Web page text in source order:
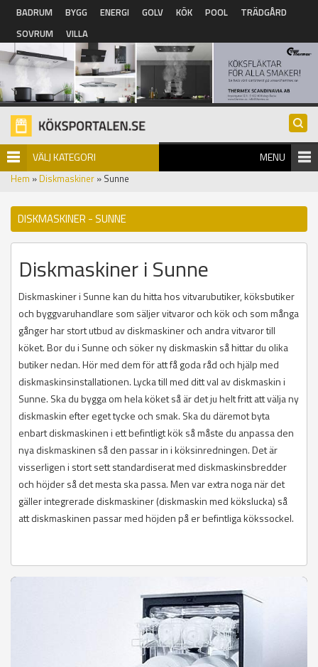
Hoppa till huvudinnehåll
BADRUM BYGG ENERGI GOLV KÖK POOL
TRÄDGÅRD
SOVRUM
VILLA
VÄLJ KATEGORI MENU
Hem » Diskmaskiner » Sunne
DISKMASKINER - SUNNE
Diskmaskiner i Sunne
Diskmaskiner i Sunne kan du hitta hos vitvarubutiker, köksbutiker
och byggvaruhandlare som säljer vitvaror och kök och som många
gånger har stort utbud av diskmaskiner och andra vitvaror till
köket. Bor du i Sunne och söker ny diskmaskin så hittar du olika
butiker nedan. Hör med dem för att få goda råd och hjälp med
diskmaskinsinstallationen. Lycka till med ditt val av diskmaskin i
Sunne. Ska du bygga om hela köket så är det ju helt fritt att välja ny
diskmaskin efter eget tycke och smak. Ska du däremot byta
enbart diskmaskinen i ett befintligt kök så måste du anpassa den
nya diskmaskinen så den passar in i köksinredningen. Det är
visserligen i stort sett standardiserat med diskmaskinsbredder
och höjder så det mesta ska passa. Men var extra noga när det
gäller integrerade diskmaskiner (diskmaskin med kökslucka) så
att diskmaskinen passar med höjden på er befintliga kökssockel.